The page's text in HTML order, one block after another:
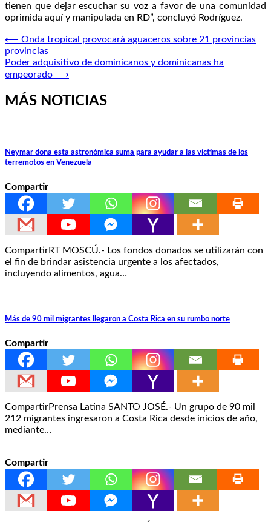
tienen que dejar escuchar su voz a favor de una comunidad
oprimida aquí y manipulada en RD”, concluyó Rodríguez.
Navegación
de
entradas
⟵ Onda tropical provocará aguaceros sobre 21 provincias
provincias
Poder adquisitivo de dominicanos y dominicanas ha
empeorado ⟶
MÁS NOTICIAS
Neymar dona esta astronómica suma para ayudar a las víctimas de los
terremotos en Venezuela
Compartir
CompartirRT MOSCÚ.- Los fondos donados se utilizarán con
el fin de brindar asistencia urgente a los afectados,
incluyendo alimentos, agua…
Más de 90 mil migrantes llegaron a Costa Rica en su rumbo norte
Compartir
CompartirPrensa Latina SANTO JOSÉ.- Un grupo de 90 mil
212 migrantes ingresaron a Costa Rica desde inicios de año,
mediante…
Compartir